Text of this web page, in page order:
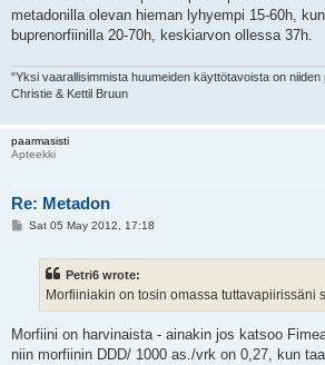
metadonilla olevan hieman lyhyempi 15-60h,
buprenorfiinilla 20-70h, keskiarvon ollessa 37h.
"Yksi vaarallisimmista huumeiden käyttötavoista on niiden
Christie & Kettil Bruun
paarmasisti
Apteekki
Re: Metadon
PSat 05 May 2012, 17:18
Petri6 wrote:
Morfiiniakin on tosin omassa tuttavapiirissäni
Morfiini on harvinaista - ainakin jos katsoo
niin morfiinin DDD/ 1000 as./vrk on 0,27, kun